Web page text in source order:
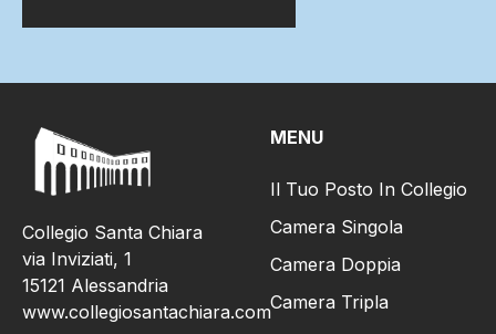
Collegio Santa Chiara
via Inviziati, 1
15121 Alessandria
www.collegiosantachiara.com
MENU
Il Tuo Posto In Collegio
Camera Singola
Camera Doppia
Camera Tripla